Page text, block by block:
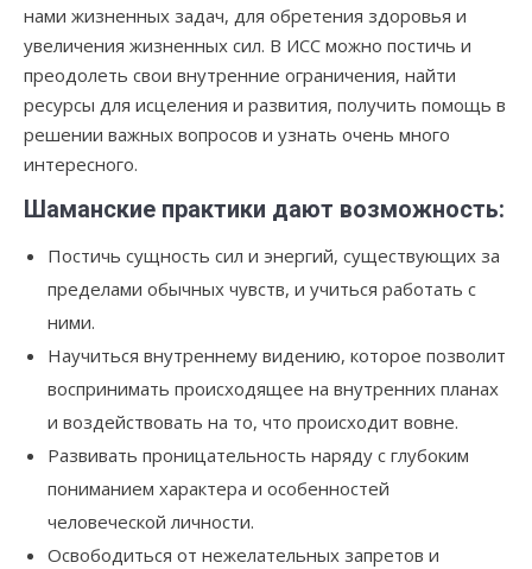
нами жизненных задач, для обретения здоровья и
увеличения жизненных сил. В ИСС можно постичь и
преодолеть свои внутренние ограничения, найти
ресурсы для исцеления и развития, получить помощь в
решении важных вопросов и узнать очень много
интересного.
Шаманские практики дают возможность:
Постичь сущность сил и энергий, существующих за
пределами обычных чувств, и учиться работать с
ними.
Научиться внутреннему видению, которое позволит
воспринимать происходящее на внутренних планах
и воздействовать на то, что происходит вовне.
Развивать проницательность наряду с глубоким
пониманием характера и особенностей
человеческой личности.
Освободиться от нежелательных запретов и